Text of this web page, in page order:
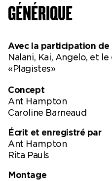
GÉNÉRIQUE
Avec la participation de
Nalani, Kai, Angelo, et
«Plagistes»
Concept
Ant Hampton
Caroline Barneaud
Écrit et enregistré par
Ant Hampton
Rita Pauls
Montage